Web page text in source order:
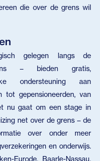
die over de grens wil
gelegen langs de
– bieden gratis,
ondersteuning aan
tot gepensioneerden, van
nu gaat om een stage in
net over de grens – de
over onder meer
en onderwijs.
Eurode, Baarle-Nassau,